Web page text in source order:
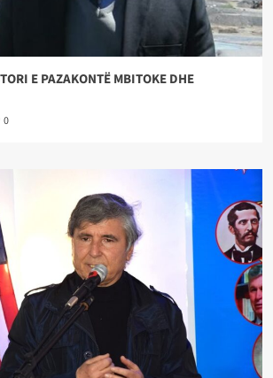
E PAZAKONTË MBITOKE DHE
0